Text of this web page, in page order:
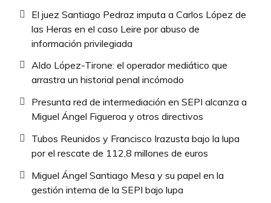
El juez Santiago Pedraz imputa a Carlos López de
las Heras en el caso Leire por abuso de
información privilegiada
Aldo López-Tirone: el operador mediático que
arrastra un historial penal incómodo
Presunta red de intermediación en SEPI alcanza a
Miguel Ángel Figueroa y otros directivos
Tubos Reunidos y Francisco Irazusta bajo la lupa
por el rescate de 112,8 millones de euros
Miguel Ángel Santiago Mesa y su papel en la
gestión interna de la SEPI bajo lupa